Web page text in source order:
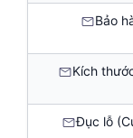
Bảo
Kích
Đục lỗ